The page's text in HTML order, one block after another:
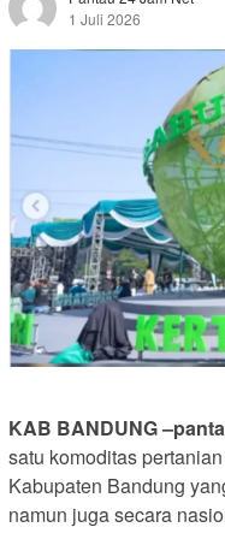
1 Juli 2026
KAB BANDUNG
satu komoditas
Kabupaten Bandung
namun juga secara